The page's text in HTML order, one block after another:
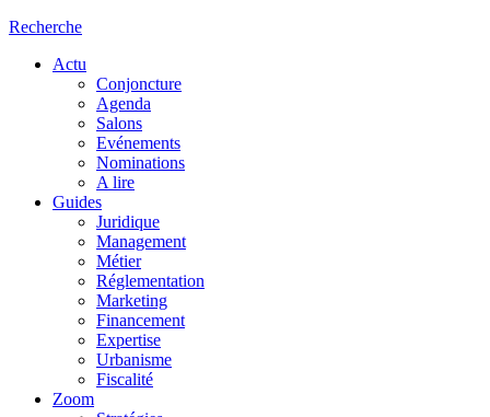
Recherche
Actu
Conjoncture
Agenda
Salons
Evénements
Nominations
A lire
Guides
Juridique
Management
Métier
Réglementation
Marketing
Financement
Expertise
Urbanisme
Fiscalité
Zoom